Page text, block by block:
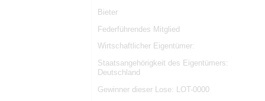
Bieter
Federführendes Mitglied
Wirtschaftlicher Eigentümer:
Staatsangehörigkeit des Eigentümers:
Deutschland
Gewinner dieser Lose: LOT-0000